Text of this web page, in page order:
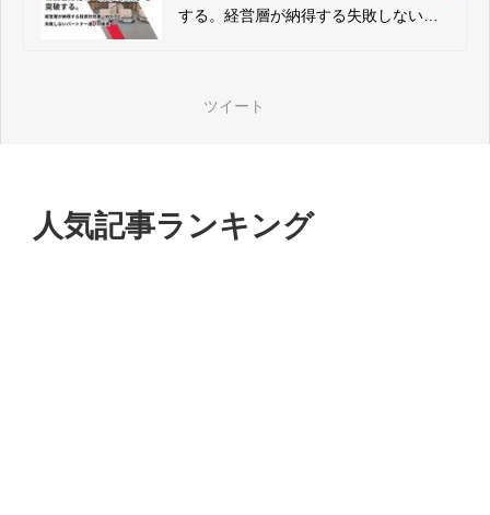
する。経営層が納得する失敗しないパ
ツイート
人気記事ランキング